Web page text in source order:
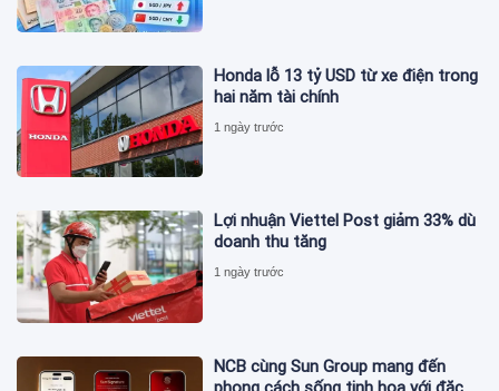
Honda lỗ 13 tỷ USD từ xe điện trong
hai năm tài chính
1 ngày trước
Lợi nhuận Viettel Post giảm 33% dù
doanh thu tăng
1 ngày trước
NCB cùng Sun Group mang đến